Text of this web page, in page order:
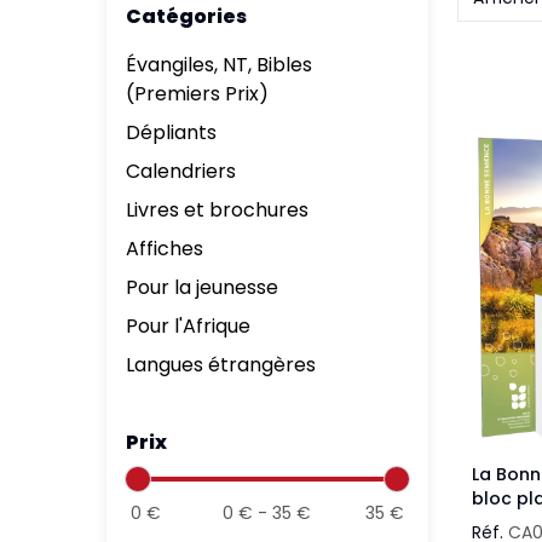
Nouveaux Testaments
Évangiles
Autres extraits
+ de 15 ans
Catégories
Évangiles, NT, Bibles
(Premiers Prix)
Dépliants
Calendriers
Livres et brochures
Affiches
Pour la jeunesse
Pour l'Afrique
Langues étrangères
Prix
0 € 0 € -35 € 35 €
La
bloc
Réf.